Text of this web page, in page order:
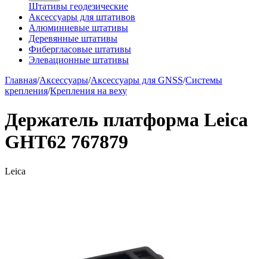
Штативы геодезические
Аксессуары для штативов
Алюминиевые штативы
Деревянные штативы
Фибергласовые штативы
Элевационные штативы
Главная/Аксессуары/Аксессуары для GNSS/Системы
крепления/Крепления на веху
Держатель платформа Leica
GHT62 767879
Leica